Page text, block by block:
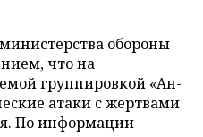
обороны
что на
группировкой «Ан-
атаки с жертвами
По информации